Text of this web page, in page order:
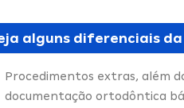
alguns diferenciais
Procedimentos extras, além
documentação ortodôntica